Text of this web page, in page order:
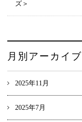
ズ＞
月別アーカイブ
2025年11月
2025年7月